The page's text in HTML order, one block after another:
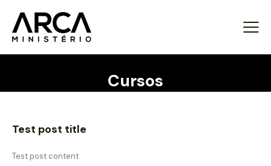
Cursos
Test post title
Test post content